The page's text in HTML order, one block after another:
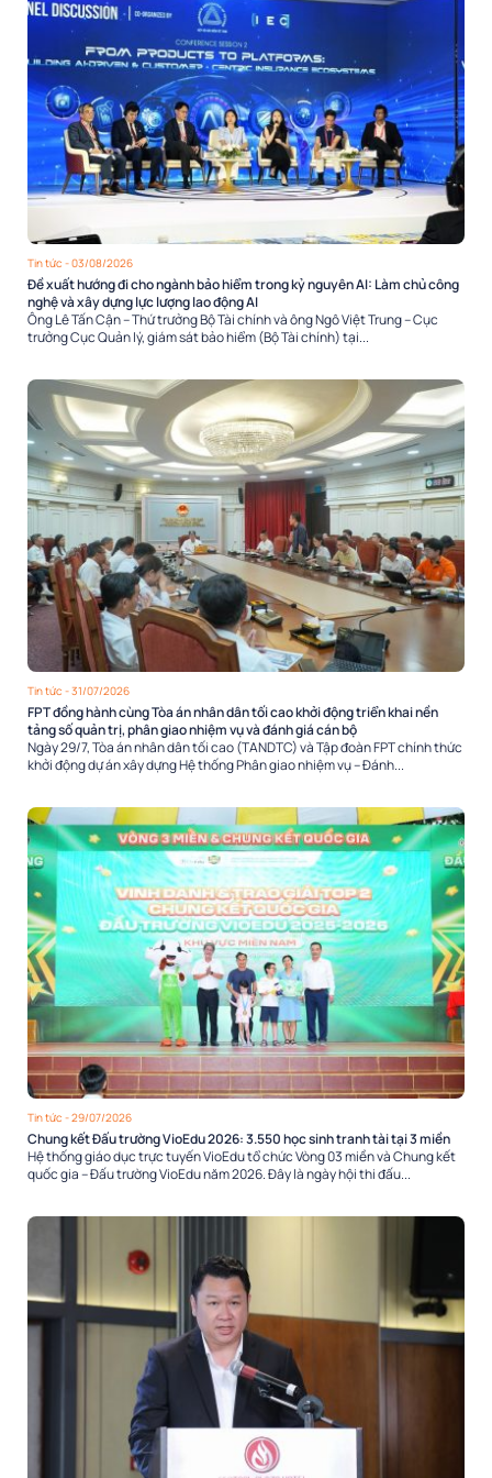
Tin tức - 03/08/2026
Đề xuất hướng đi cho ngành bảo hiểm trong kỷ nguyên AI: Làm chủ công
nghệ và xây dựng lực lượng lao động AI
Ông Lê Tấn Cận – Thứ trưởng Bộ Tài chính và ông Ngô Việt Trung – Cục
trưởng Cục Quản lý, giám sát bảo hiểm (Bộ Tài chính) tại...
Tin tức - 31/07/2026
FPT đồng hành cùng Tòa án nhân dân tối cao khởi động triển khai nền
tảng số quản trị, phân giao nhiệm vụ và đánh giá cán bộ
Ngày 29/7, Tòa án nhân dân tối cao (TANDTC) và Tập đoàn FPT chính thức
khởi động dự án xây dựng Hệ thống Phân giao nhiệm vụ – Đánh...
Tin tức - 29/07/2026
Chung kết Đấu trường VioEdu 2026: 3.550 học sinh tranh tài tại 3 miền
Hệ thống giáo dục trực tuyến VioEdu tổ chức Vòng 03 miền và Chung kết
quốc gia – Đấu trường VioEdu năm 2026. Đây là ngày hội thi đấu...